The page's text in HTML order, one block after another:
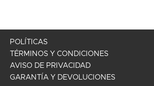
POLÍTICAS
TÉRMINOS Y CONDICIONES
AVISO DE PRIVACIDAD
GARANTÍA Y DEVOLUCIONES